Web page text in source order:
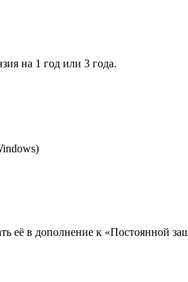
на 1 год или 3 года.
её в дополнение к «Постоянной